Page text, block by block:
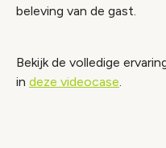
beleving van de gast.
Bekijk de volledige
in deze videocase